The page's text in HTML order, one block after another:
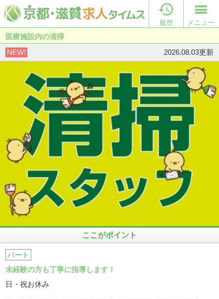

履歴 メニュー
医療施設内の清掃
NEW!
2026.08.03更新
ここがポイント
パート
未経験の方も丁寧に指導します！
日・祝お休み